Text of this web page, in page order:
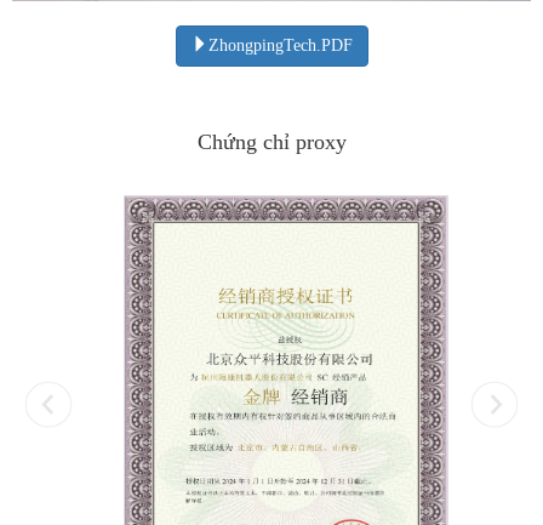
ZhongpingTech.PDF
Chứng chỉ proxy